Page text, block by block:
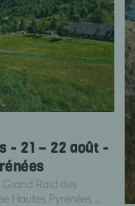
- 21 – 22 août -
Raid des
Hautes Pyrénées ...